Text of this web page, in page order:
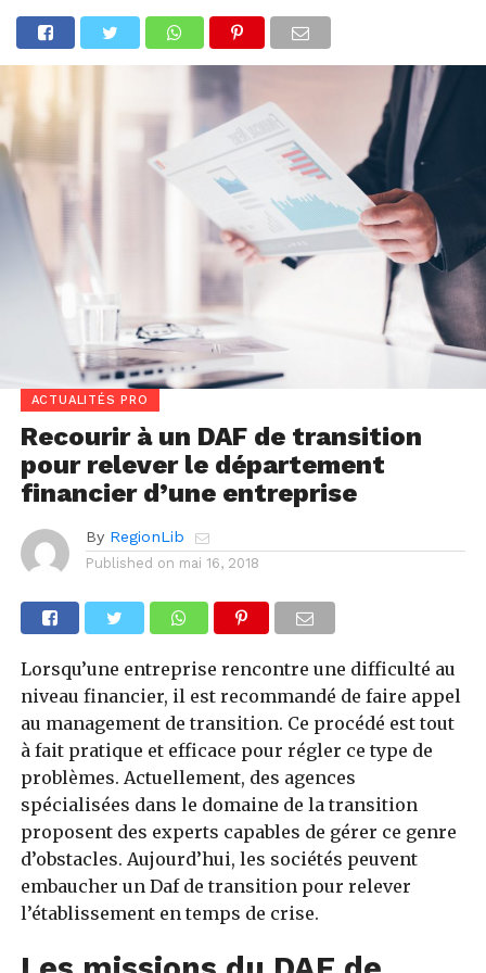
ACTUALITÉS PRO
Recourir à un DAF de transition
pour relever le département
financier d’une entreprise
By RegionLib
Published on mai 16, 2018
Lorsqu’une entreprise rencontre une difficulté au
niveau financier, il est recommandé de faire appel
au management de transition. Ce procédé est tout
à fait pratique et efficace pour régler ce type de
problèmes. Actuellement, des agences
spécialisées dans le domaine de la transition
proposent des experts capables de gérer ce genre
d’obstacles. Aujourd’hui, les sociétés peuvent
embaucher un Daf de transition pour relever
l’établissement en temps de crise.